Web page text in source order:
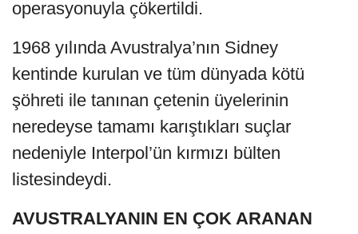
operasyonuyla çökertildi.
1968 yılında Avustralya’nın Sidney
kentinde kurulan ve tüm dünyada kötü
şöhreti ile tanınan çetenin üyelerinin
neredeyse tamamı karıştıkları suçlar
nedeniyle Interpol’ün kırmızı bülten
listesindeydi.
AVUSTRALYANIN EN ÇOK ARANAN